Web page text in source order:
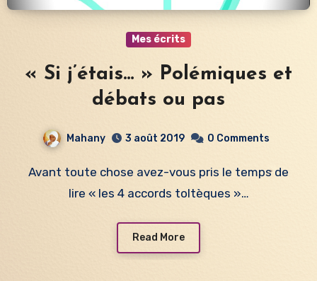
Mes écrits
« Si j’étais… » Polémiques et
débats ou pas
Mahany 3 août 2019 0 Comments
Avant toute chose avez-vous pris le temps de
lire « les 4 accords toltèques »…
Read More